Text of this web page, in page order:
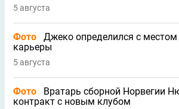
5 августа
Фото
Джеко определился с
карьеры
5 августа
Фото
Вратарь сборной Норвегии
контракт с новым клубом